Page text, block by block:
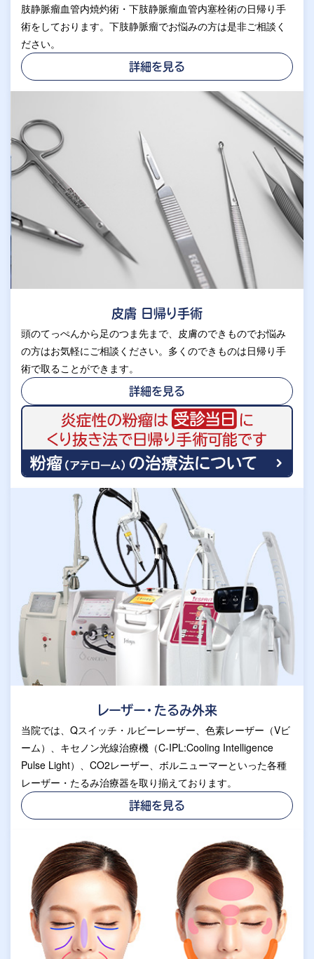
肢静脈瘤血管内焼灼術・下肢静脈瘤血管内塞栓術の日帰り手
術をしております。下肢静脈瘤でお悩みの方は是非ご相談く
ださい。
詳細を見る
皮膚 日帰り手術
頭のてっぺんから足のつま先まで、皮膚のできものでお悩み
の方はお気軽にご相談ください。多くのできものは日帰り手
術で取ることができます。
詳細を見る
レーザー・たるみ外来
当院では、Qスイッチ・ルビーレーザー、色素レーザー（Vビ
ーム）、キセノン光線治療機（C-IPL:Cooling Intelligence
Pulse Light）、CO2レーザー、ボルニューマーといった各種
レーザー・たるみ治療器を取り揃えております。
詳細を見る